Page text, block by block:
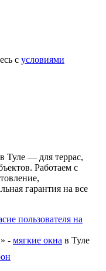
с условиями
Туле — для террас,
Работаем с
гарантия на все
пользователя на
- мягкие окна в Туле